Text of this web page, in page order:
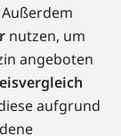
Außerdem
nutzen, um
angeboten
aufgrund